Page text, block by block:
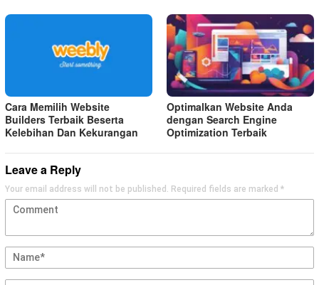
Cara Memilih Website
Builders Terbaik Beserta
Kelebihan Dan Kekurangan
Optimalkan Website Anda
dengan Search Engine
Optimization Terbaik
Leave a Reply
Your email address will not be published. Required fields are marked *